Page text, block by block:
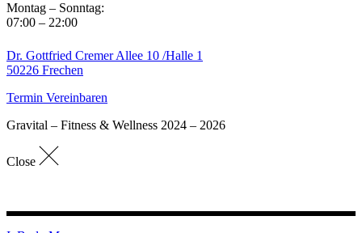
Montag – Sonntag:
07:00 – 22:00
Dr. Gottfried Cremer Allee 10 /Halle 1
50226 Frechen
Termin Vereinbaren
Gravital – Fitness & Wellness 2024 – 2026
Close